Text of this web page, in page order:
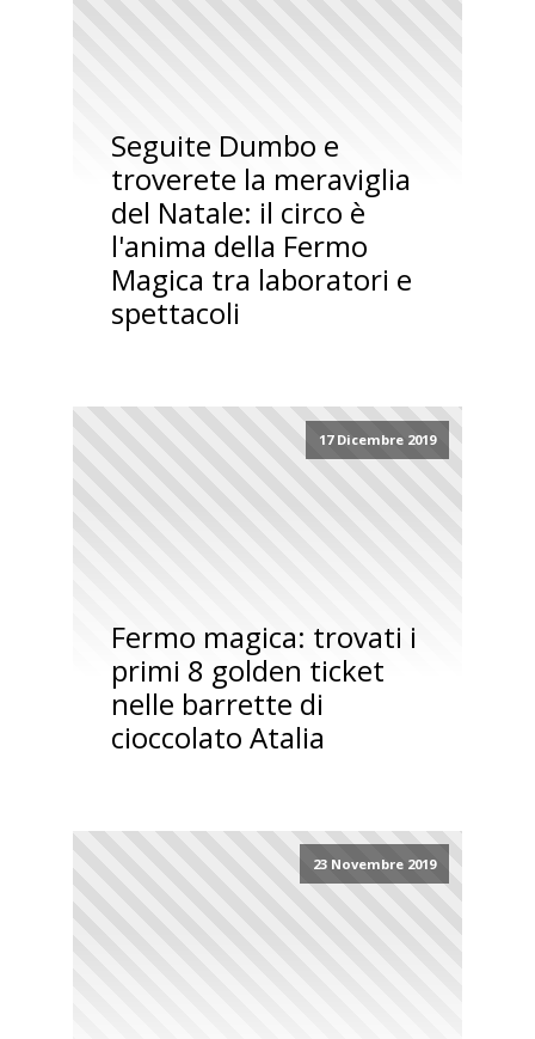
Seguite Dumbo e
troverete la meraviglia
del Natale: il circo è
l'anima della Fermo
Magica tra laboratori e
spettacoli
17 Dicembre 2019
Fermo magica: trovati i
primi 8 golden ticket
nelle barrette di
cioccolato Atalia
23 Novembre 2019